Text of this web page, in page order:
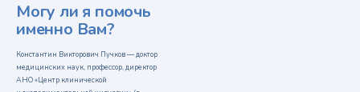
Могу ли я помочь
именно Вам?
Константин Викторович Пучков — доктор
медицинских наук, профессор, директор
АНО «Центр клинической